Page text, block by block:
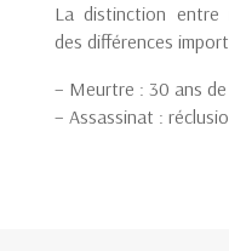
La distinction entre
des différences
– Meurtre : 30 ans
– Assassinat :